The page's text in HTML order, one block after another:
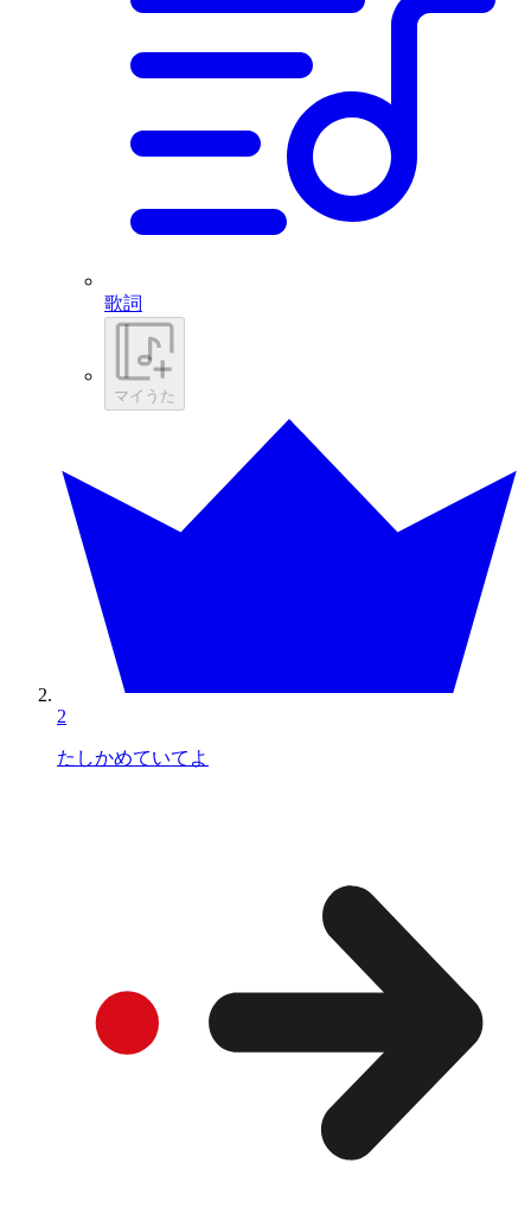
歌詞
マイうた
2
たしかめていてよ